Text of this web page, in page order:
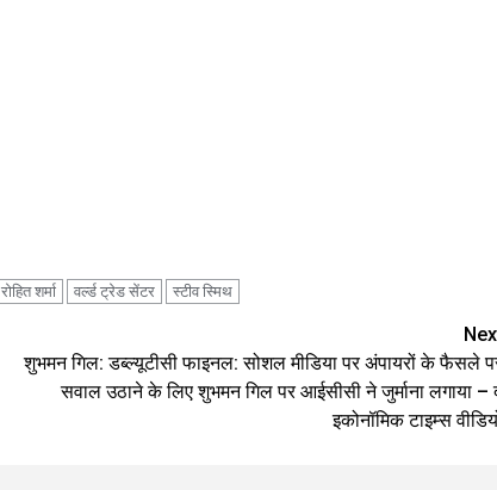
रोहित शर्मा वर्ल्ड ट्रेड सेंटर स्टीव स्मिथ
शुभमन गिल: डब्ल्यूटीसी फाइनल: सोशल मीडिया पर अंपायरों के फैसले
सवाल उठाने के लिए शुभमन गिल पर आईसीसी ने जुर्माना लगाया –
इकोनॉमिक टाइम्स